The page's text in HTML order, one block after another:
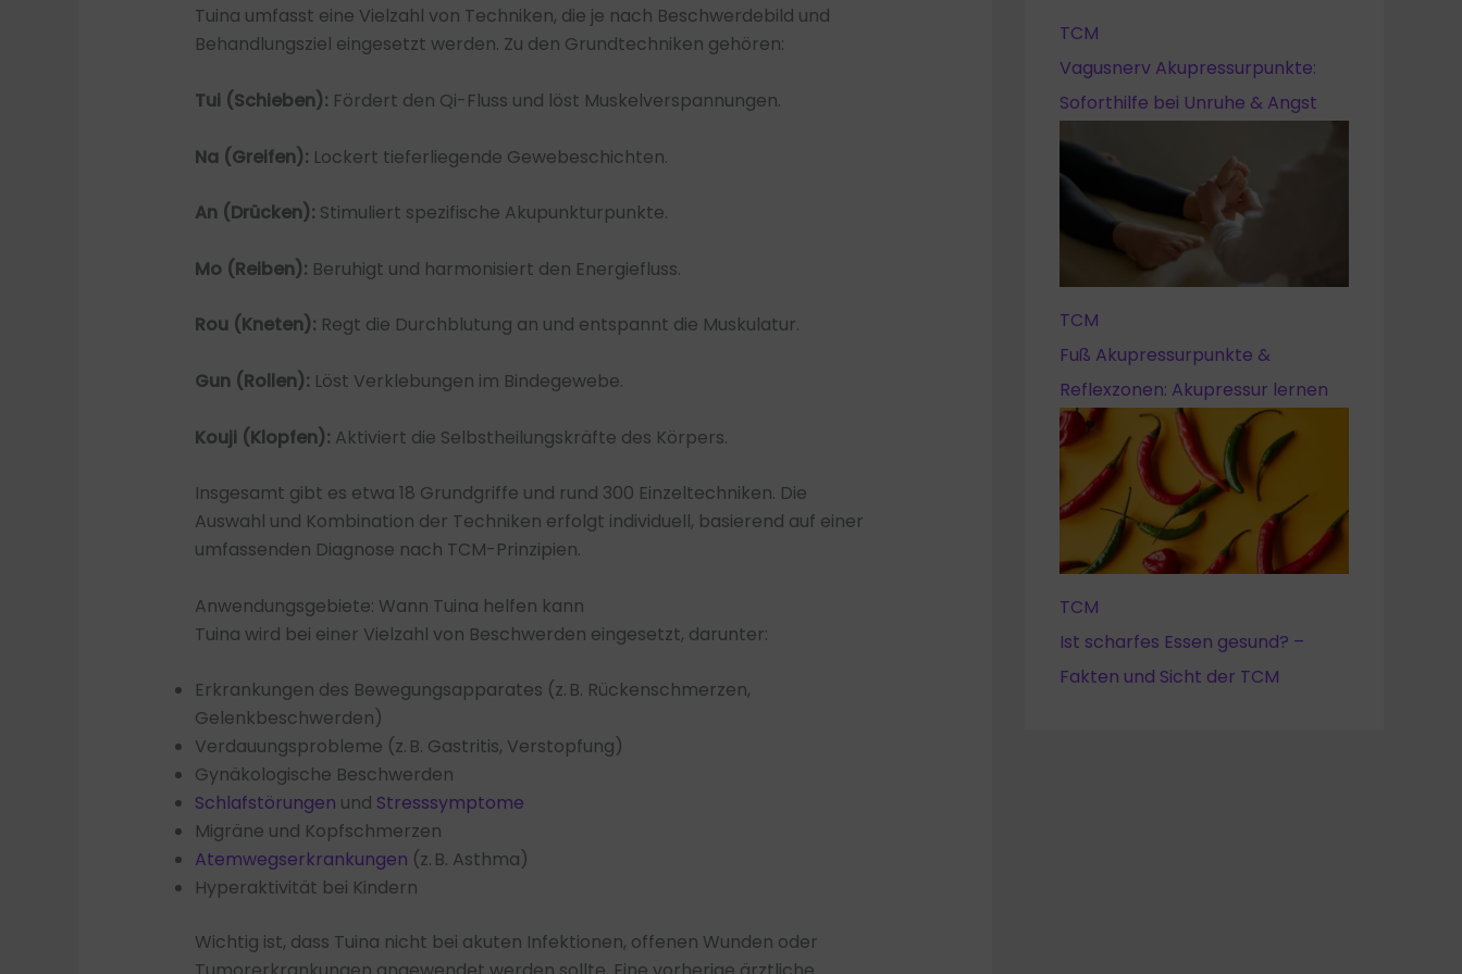
Tuina umfasst eine Vielzahl von Techniken, die je nach Beschwerdebild und
Behandlungsziel eingesetzt werden. Zu den Grundtechniken gehören:
Tui (Schieben): Fördert den Qi-Fluss und löst Muskelverspannungen.
Na (Greifen): Lockert tieferliegende Gewebeschichten.
An (Drücken): Stimuliert spezifische Akupunkturpunkte.
Mo (Reiben): Beruhigt und harmonisiert den Energiefluss.
Rou (Kneten): Regt die Durchblutung an und entspannt die Muskulatur.
Gun (Rollen): Löst Verklebungen im Bindegewebe.
Kouji (Klopfen): Aktiviert die Selbstheilungskräfte des Körpers.
Insgesamt gibt es etwa 18 Grundgriffe und rund 300 Einzeltechniken. Die
Auswahl und Kombination der Techniken erfolgt individuell, basierend auf einer
umfassenden Diagnose nach TCM-Prinzipien.
Anwendungsgebiete: Wann Tuina helfen kann
Tuina wird bei einer Vielzahl von Beschwerden eingesetzt, darunter:
Erkrankungen des Bewegungsapparates (z. B. Rückenschmerzen,
Gelenkbeschwerden)
Verdauungsprobleme (z. B. Gastritis, Verstopfung)
Gynäkologische Beschwerden
Schlafstörungen und Stresssymptome
Migräne und Kopfschmerzen
Atemwegserkrankungen (z. B. Asthma)
Hyperaktivität bei Kindern
Wichtig ist, dass Tuina nicht bei akuten Infektionen, offenen Wunden oder
TCM
Vagusnerv Akupressurpunkte:
Soforthilfe bei Unruhe & Angst
TCM
Fuß Akupressurpunkte &
Reflexzonen: Akupressur lernen
TCM
Ist scharfes Essen gesund? –
Fakten und Sicht der TCM